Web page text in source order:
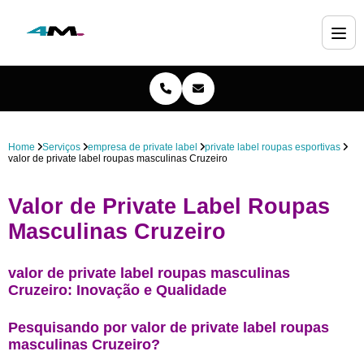
Home Serviços empresa de private label
private label roupas esportivas
valor de private label roupas masculinas Cruzeiro
Valor de Private Label Roupas
Masculinas Cruzeiro
valor de private label roupas masculinas
Cruzeiro: Inovação e Qualidade
Pesquisando por valor de private label roupas
masculinas Cruzeiro?